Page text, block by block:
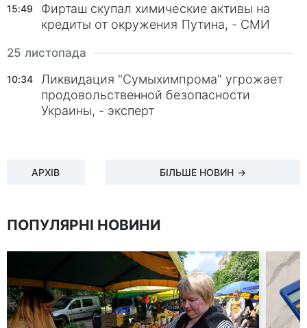
15:49
Фирташ скупал химические активы на
кредиты от окружения Путина, - СМИ
25 листопада
10:34
Ликвидация "Сумыхимпрома" угрожает
продовольственной безопасности
Украины, - эксперт
АРХІВ БІЛЬШЕ НОВИН →
ПОПУЛЯРНІ НОВИНИ